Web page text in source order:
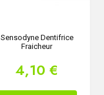
Sensodyne Dentifrice
Fraicheur
4,10 €